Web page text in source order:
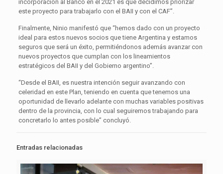
incorporación al Banco en el 2021 es que decidimos priorizar
este proyecto para trabajarlo con el BAII y con el CAF”.
Finalmente, Ninio manifestó que “hemos dado con un proyecto
ideal para estos nuevos socios que tiene Argentina y estamos
seguros que será un éxito, permitiéndonos además avanzar con
nuevos proyectos que cumplan con los lineamientos
estratégicos del BAII y del Gobierno argentino”.
“Desde el BAII, es nuestra intención seguir avanzando con
celeridad en este Plan, teniendo en cuenta que tenemos una
oportunidad de llevarlo adelante con muchas variables positivas
dentro de la provincia, con lo cual seguiremos trabajando para
concretarlo lo antes posible” concluyó.
Entradas relacionadas